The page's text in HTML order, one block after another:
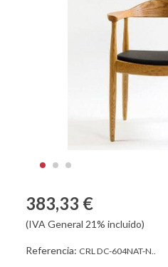
383,33 €
(IVA General 21% incluido)
Referencia: CRL DC-604NAT-N..